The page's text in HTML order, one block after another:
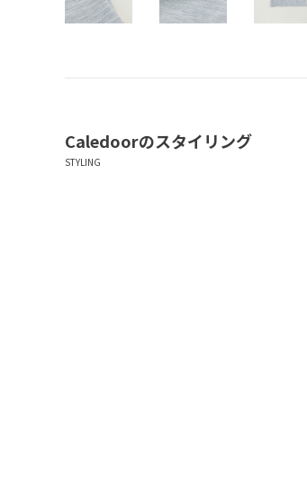
Caledoorのスタイリング